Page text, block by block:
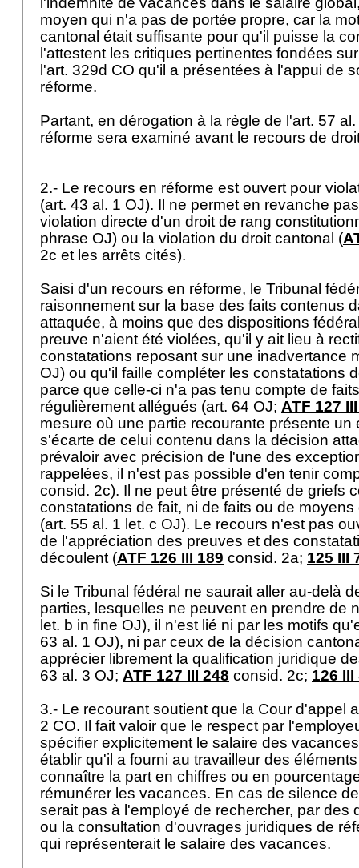
moyen qui n'a pas de portée propre, car la
cantonal était suffisante pour qu'il puisse la
l'attestent les critiques pertinentes fondées
l'art. 329d CO qu'il a présentées à l'appui de
réforme.
Partant, en dérogation à la règle de l'art. 57
réforme sera examiné avant le recours de
2.- Le recours en réforme est ouvert pour
(art. 43 al. 1 OJ). Il ne permet en revanche
violation directe d'un droit de rang
phrase OJ) ou la violation du droit cantonal (
2c et les arrêts cités).
Saisi d'un recours en réforme, le Tribunal
raisonnement sur la base des faits contenus
attaquée, à moins que des dispositions
preuve n'aient été violées, qu'il y ait lieu à
constatations reposant sur une inadvertance
OJ) ou qu'il faille compléter les constatations
parce que celle-ci n'a pas tenu compte de
régulièrement allégués (art. 64 OJ; ATF 127
mesure où une partie recourante présente un
s'écarte de celui contenu dans la décision
prévaloir avec précision de l'une des
rappelées, il n'est pas possible d'en tenir
consid. 2c). Il ne peut être présenté de griefs
constatations de fait, ni de faits ou de
(art. 55 al. 1 let. c OJ). Le recours n'est pas
de l'appréciation des preuves et des
découlent (ATF 126 III 189 consid. 2a; 125 III
Si le Tribunal fédéral ne saurait aller au-delà
parties, lesquelles ne peuvent en prendre de
let. b in fine OJ), il n'est lié ni par les motifs
63 al. 1 OJ), ni par ceux de la décision
apprécier librement la qualification juridique
63 al. 3 OJ; ATF 127 III 248 consid. 2c; 126 III
3.- Le recourant soutient que la Cour d'appel
2 CO. Il fait valoir que le respect par
spécifier explicitement le salaire des
établir qu'il a fourni au travailleur des
connaître la part en chiffres ou en
rémunérer les vacances. En cas de silence
serait pas à l'employé de rechercher, par des
ou la consultation d'ouvrages juridiques de
qui représenterait le salaire des vacances.